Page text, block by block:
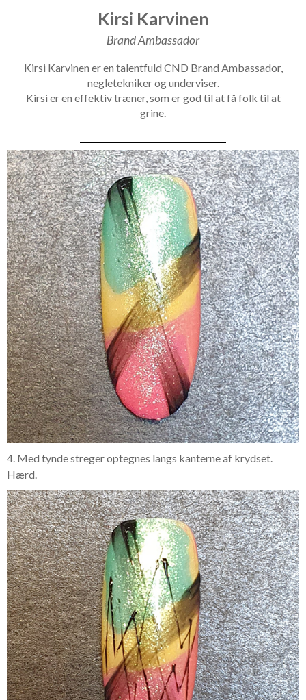
Kirsi Karvinen
Brand Ambassador
Kirsi Karvinen er en talentfuld CND Brand Ambassador,
negletekniker og underviser.
Kirsi er en effektiv træner, som er god til at få folk til at
grine.
4. Med tynde streger optegnes langs kanterne af krydset.
Hærd.